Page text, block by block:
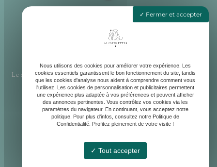
4 LA ROBINIERE, 85190 AIZENAY
Le salon bien être : Lundi au Vendredi : 9h30 - 19h Centre loisir
& éducation : Mardi & Samedi de : 8h30 - 18h
contact@lapattedouce85.fr
Fermer et accepter
Nous utilisons des cookies pour améliorer votre expérience. Les
cookies essentiels garantissent le bon fonctionnement du site, tandis
que les cookies d'analyse nous aident à comprendre comment vous
l'utilisez. Les cookies de personnalisation et publicitaires permettent
une expérience plus adaptée à vos préférences et peuvent afficher
des annonces pertinentes. Vous contrôlez vos cookies via les
paramètres du navigateur. En continuant, vous acceptez notre
politique. Pour plus d'infos, consultez notre Politique de
Confidentialité. Profitez pleinement de votre visite !
Tout accepter